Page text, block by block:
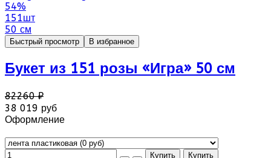
54%
151шт
50 см
Быстрый просмотр В избранное
Букет из 151 розы «Игра» 50 см
82260 ₽
38 019 руб
Оформление